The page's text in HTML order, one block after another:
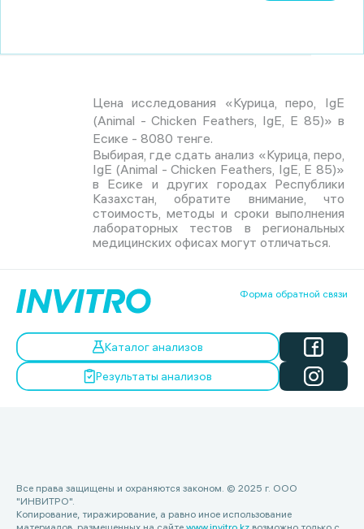
Цена исследования «Курица, перо, IgE
(Animal - Chicken Feathers, IgE, Е 85)» в
Есике - 8080 тенге.
Выбирая, где сдать анализ «Курица, перо,
IgE (Animal - Chicken Feathers, IgE, Е 85)»
в Есике и других городах Республики
Казахстан, обратите внимание, что
стоимость, методы и сроки выполнения
лабораторных тестов в региональных
медицинских офисах могут отличаться.
Форма обратной связи
Каталог анализов
Результаты анализов
Все права защищены и охраняются законом. © 2025 г. ООО
"ИНВИТРО".
Копирование, тиражирование, а равно иное использование